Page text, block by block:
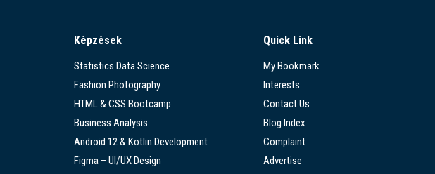
Képzések
Statistics Data Science
Fashion Photography
HTML & CSS Bootcamp
Business Analysis
Android 12 & Kotlin Development
Figma – UI/UX Design
Quick Link
My Bookmark
Interests
Contact Us
Blog Index
Complaint
Advertise